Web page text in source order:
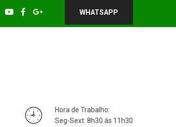
WHATSAPP
Hora de Trabalho:
Seg-Sext: 8h30 ás 11h30